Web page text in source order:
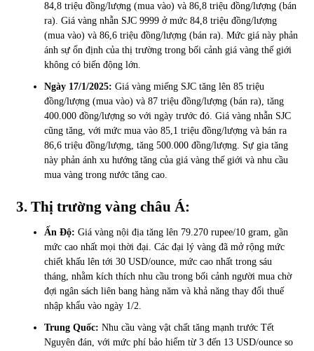
84,8 triệu đồng/lượng (mua vào) và 86,8 triệu đồng/lượng (bán
ra). Giá vàng nhẫn SJC 9999 ở mức 84,8 triệu đồng/lượng
(mua vào) và 86,6 triệu đồng/lượng (bán ra). Mức giá này phản
ánh sự ổn định của thị trường trong bối cảnh giá vàng thế giới
không có biến động lớn.
Ngày 17/1/2025: Giá vàng miếng SJC tăng lên 85 triệu
đồng/lượng (mua vào) và 87 triệu đồng/lượng (bán ra), tăng
400.000 đồng/lượng so với ngày trước đó. Giá vàng nhẫn SJC
cũng tăng, với mức mua vào 85,1 triệu đồng/lượng và bán ra
86,6 triệu đồng/lượng, tăng 500.000 đồng/lượng. Sự gia tăng
này phản ánh xu hướng tăng của giá vàng thế giới và nhu cầu
mua vàng trong nước tăng cao.
3. Thị trường vàng châu Á:
Ấn Độ: Giá vàng nội địa tăng lên 79.270 rupee/10 gram, gần
mức cao nhất mọi thời đại. Các đại lý vàng đã mở rộng mức
chiết khấu lên tới 30 USD/ounce, mức cao nhất trong sáu
tháng, nhằm kích thích nhu cầu trong bối cảnh người mua chờ
đợi ngân sách liên bang hàng năm và khả năng thay đổi thuế
nhập khẩu vào ngày 1/2.
Trung Quốc: Nhu cầu vàng vật chất tăng mạnh trước Tết
Nguyên đán, với mức phí bảo hiểm từ 3 đến 13 USD/ounce so